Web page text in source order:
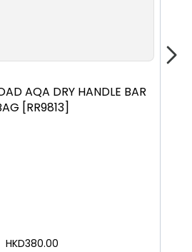
AQA DRY HANDLE BAR
[RR9813]
HKD380.00